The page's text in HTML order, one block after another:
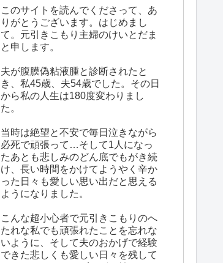
このサイトを読んでくださって、あ
りがとうございます。はじめまし
て。元引きこもり主婦のけいとだま
と申します。
夫が腹膜偽粘液腫と診断されたと
き、私45歳、夫54歳でした。その日
から私の人生は180度変わりまし
た。
当時は絶望と不安で毎日泣きながら
必死で頑張って…そして1人になっ
たあとも悲しみのどん底でもがき続
け、長い時間をかけてようやく辛か
った日々も愛しい思い出だと思える
ようになりました。
こんな超小心者で元引きこもりのへ
たれな私でも頑張れたことを忘れな
いように、そして夫のおかげで経験
できた悲しくも愛しい日々を残して